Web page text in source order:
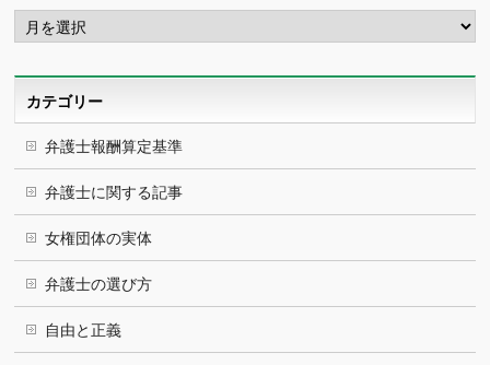
ア
ー
カ
カテゴリー
弁護士報酬算定基準
弁護士に関する記事
女権団体の実体
弁護士の選び方
自由と正義